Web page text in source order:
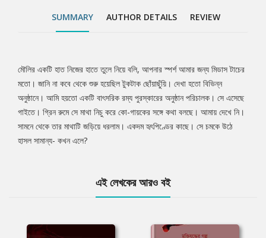
SUMMARY AUTHOR DETAILS REVIEW
Tab
Article
মৌলির একটি হাত নিজের হাতে তুলে নিয়ে বলি, আপনার স্পর্শ আমার জন্য মিডাস টাচের
মতো। জানি না কবে থেকে শুরু হয়েছিল টুকটাক ছোঁয়াছুঁয়ি। দেখা হতো বিভিন্ন
অনুষ্ঠানে। আমি হয়তো একটি বাৎসরিক রম্য পুরস্কারের অনুষ্ঠান পরিচালক। সে এসেছে
গাইতে। গ্রিন রুমে সে মাথা নিচু করে কো-গায়কের সঙ্গে কথা বলছে। আমায় দেখে নি।
সামনে থেকে তার মাথাটি জড়িয়ে ধরলাম। একদম হৃৎপিণ্ডের কাছে। সে চমকে উঠে
হাসল সামান্য- কখন এলে?
এই লেখকের আরও বই